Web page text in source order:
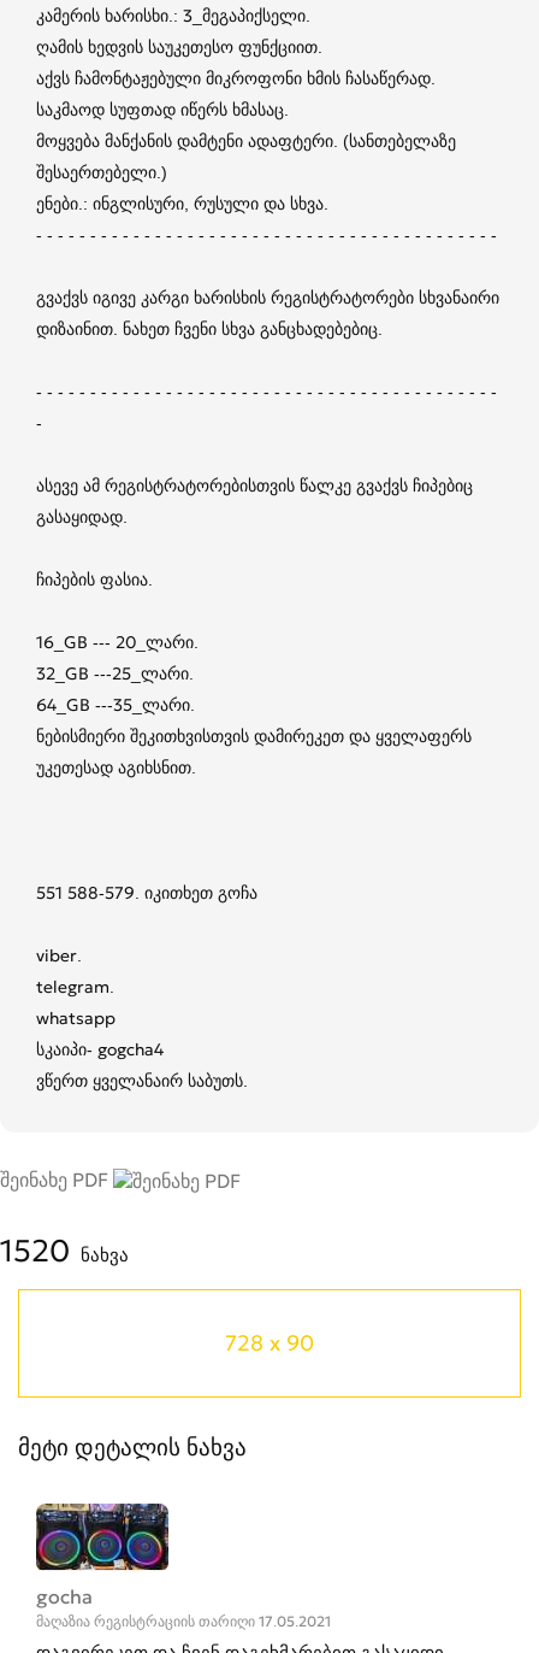
კამერის ხარისხი.: 3_მეგაპიქსელი.
ღამის ხედვის საუკეთესო ფუნქციით.
აქვს ჩამონტაჟებული მიკროფონი ხმის ჩასაწერად.
საკმაოდ სუფთად იწერს ხმასაც.
მოყვება მანქანის დამტენი ადაფტერი. (სანთებელაზე
შესაერთებელი.)
ენები.: ინგლისური, რუსული და სხვა.
- - - - - - - - - - - - - - - - - - - - - - - - - - - - - - - - - - - - - - - - - - -
გვაქვს იგივე კარგი ხარისხის რეგისტრატორები სხვანაირი
დიზაინით. ნახეთ ჩვენი სხვა განცხადებებიც.
- - - - - - - - - - - - - - - - - - - - - - - - - - - - - - - - - - - - - - - - - - -
-
ასევე ამ რეგისტრატორებისთვის წალკე გვაქვს ჩიპებიც
გასაყიდად.
ჩიპების ფასია.
16_GB --- 20_ლარი.
32_GB ---25_ლარი.
64_GB ---35_ლარი.
ნებისმიერი შეკითხვისთვის დამირეკეთ და ყველაფერს
უკეთესად აგიხსნით.
551 588-579. იკითხეთ გოჩა
viber.
telegram.
whatsapp
სკაიპი- gogcha4
ვწერთ ყველანაირ საბუთს.
შეინახე PDF
1520 ნახვა
728 x 90
მეტი დეტალის ნახვა
gocha
მაღაზია რეგისტრაციის თარიღი 17.05.2021